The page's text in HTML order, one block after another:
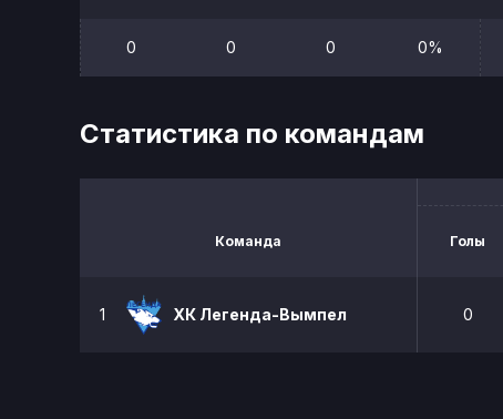
0 0 0 0%
Статистика по командам
Команда Голы
1 ХК Легенда-Вымпел 0